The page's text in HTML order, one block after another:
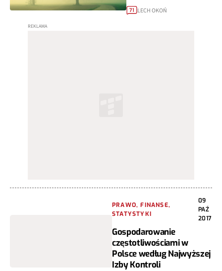
71 LECH OKOŃ
PRAWO, FINANSE,
STATYSTYKI
09
PAŹ
2017
Gospodarowanie
częstotliwościami w
Polsce według Najwyższej
Izby Kontroli